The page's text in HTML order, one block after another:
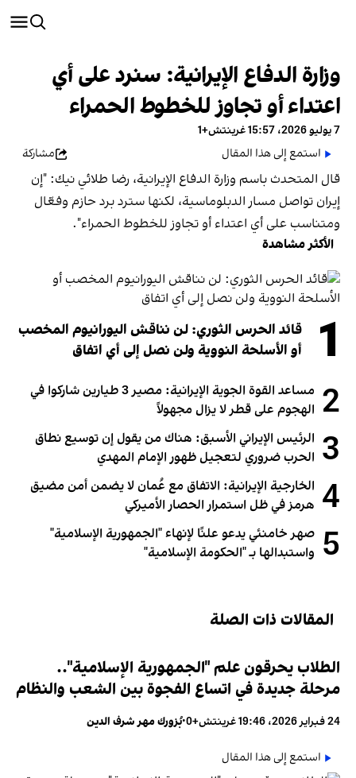
وزارة الدفاع الإيرانية: سنرد على أي
اعتداء أو تجاوز للخطوط الحمراء
7 يوليو 2026، 15:57 غرينتش+1
استمع إلى هذا المقال
مشاركة
قال المتحدث باسم وزارة الدفاع الإيرانية، رضا طلائي نيك: "إن
إيران تواصل مسار الدبلوماسية، لكنها سترد برد حازم وفعّال
ومتناسب على أي اعتداء أو تجاوز للخطوط الحمراء".
الأكثر مشاهدة
1
قائد الحرس الثوري: لن نناقش اليورانيوم المخصب
أو الأسلحة النووية ولن نصل إلى أي اتفاق
2
مساعد القوة الجوية الإيرانية: مصير 3 طيارين شاركوا في
الهجوم على قطر لا يزال مجهولاً
3 الرئيس الإيراني الأسبق: هناك من يقول إن توسيع نطاق
الحرب ضروري لتعجيل ظهور الإمام المهدي
4 الخارجية الإيرانية: الاتفاق مع عُمان لا يضمن أمن مضيق
هرمز في ظل استمرار الحصار الأميركي
5 صهر خامنئي يدعو علنًا لإنهاء "الجمهورية الإسلامية"
واستبدالها بـ "الحكومة الإسلامية"
المقالات ذات الصلة
الطلاب يحرقون علم "الجمهورية الإسلامية"..
مرحلة جديدة في اتساع الفجوة بين الشعب والنظام
24 فبراير 2026، 19:46 غرينتش+0 •بُزورك مهر شرف الدين
استمع إلى هذا المقال